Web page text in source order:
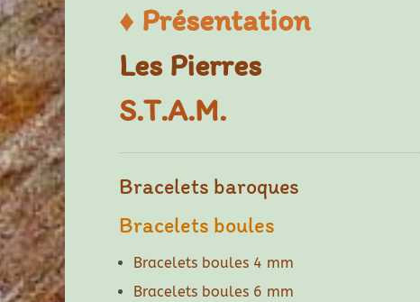
♦ Présentation
Les Pierres
S.T.A.M.
Bracelets baroques
Bracelets boules
Bracelets boules 4 mm
Bracelets boules 6 mm